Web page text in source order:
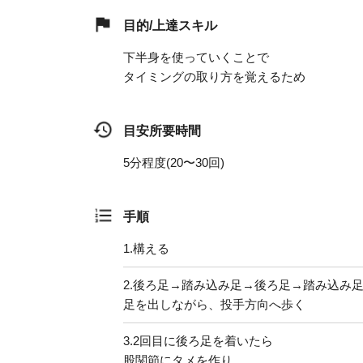
目的/上達スキル
下半身を使っていくことで
タイミングの取り方を覚えるため
目安所要時間
5分程度(20〜30回)
手順
1.構える
2.後ろ足→踏み込み足→後ろ足→踏み込み
足を出しながら、投手方向へ歩く
3.2回目に後ろ足を着いたら
股関節にタメを作り